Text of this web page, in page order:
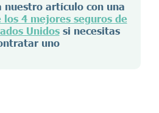
nuestro artículo con una
4 mejores seguros de
Unidossi necesitas
uno